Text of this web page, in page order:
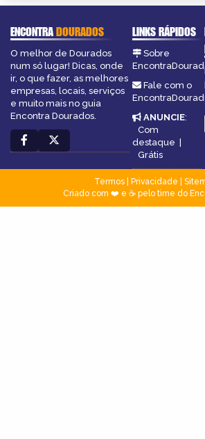
ENCONTRADOURADOS
O melhor de Dourados
num só lugar! Dicas, onde
ir, o que fazer, as melhores
empresas, locais, serviços
e muito mais no guia
Encontra Dourados.
LINKS RÁPIDOS
Sobre
Fale com o
ANUNCIE:
Com
destaque
Grátis
Termos| Privacidade
Criado com ❤️ e ☕ pelo time do